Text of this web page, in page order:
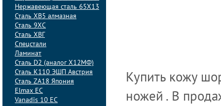
Нержавеющая сталь 65Х13
Сталь ХВ5 алмазная
Сталь 9ХС
Сталь ХВГ
Спецстали
Ламинат
Сталь D2 (аналог Х12МФ)
Сталь K110 ЭШП Австрия
Сталь ZA18 Япония
Elmax ЕС
Vanadis 10 ЕС
Купить кожу
ножей . В